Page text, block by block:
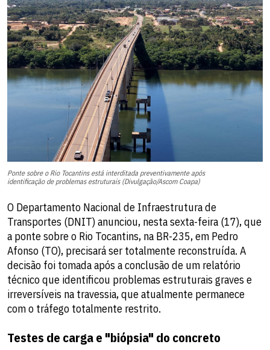
Ponte sobre o Rio Tocantins está interditada preventivamente após
identificação de problemas estruturais (Divulgação/Ascom Coapa)
O Departamento Nacional de Infraestrutura de
Transportes (DNIT) anunciou, nesta sexta-feira (17), que
a ponte sobre o Rio Tocantins, na BR-235, em Pedro
Afonso (TO), precisará ser totalmente reconstruída. A
decisão foi tomada após a conclusão de um relatório
técnico que identificou problemas estruturais graves e
irreversíveis na travessia, que atualmente permanece
com o tráfego totalmente restrito.
Testes de carga e "biópsia" do concreto